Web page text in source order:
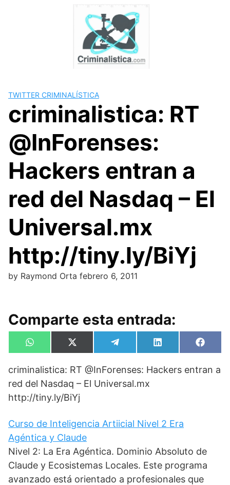
TWITTER CRIMINALÍSTICA
criminalistica: RT
@InForenses:
Hackers entran a
red del Nasdaq – El
Universal.mx
http://tiny.ly/BiYj
by Raymond Orta febrero 6, 2011
Comparte esta entrada:
Compartir
en
W
h
t
s
A
p
p
Compartir
en
X
(
w
t
t
e
)
Compartir
en
e
e
r
Compartir
en
L
i
k
en
F
a
e
criminalistica: RT @InForenses: Hackers entran a
red del Nasdaq – El Universal.mx
http://tiny.ly/BiYj
Curso de Inteligencia Artiicial Nivel 2 Era
Agéntica y Claude
Nivel 2: La Era Agéntica. Dominio Absoluto de
Claude y Ecosistemas Locales. Este programa
avanzado está orientado a profesionales que